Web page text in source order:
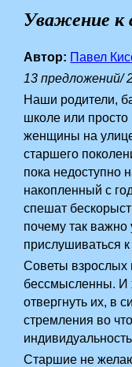
Уважение
Автор: Павел
13 предложений/
Наши родители,
школе или
женщины на
старшего
пока недоступно
накопленный с
спешат
почему так важно
прислушиваться
Советы взрослых
бессмысленны. И
отвергнуть их, в
стремления во
Старшие не